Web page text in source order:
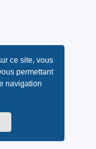
ce site, vous
permettant
navigation